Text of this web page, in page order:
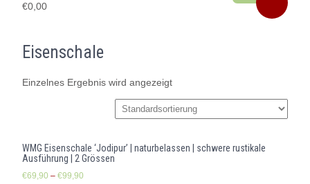
€0,00
Eisenschale
Einzelnes Ergebnis wird angezeigt
WMG Eisenschale ‘Jodipur’ | naturbelassen | schwere rustikale
Ausführung | 2 Grössen
€69,90 – €99,90